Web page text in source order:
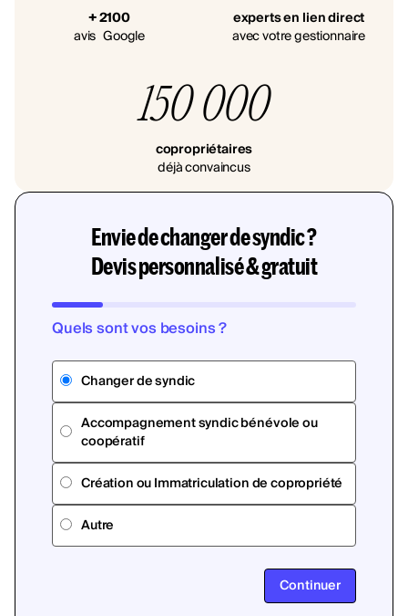
+ 2100
avis Google
experts en lien direct
avec votre gestionnaire
150 000
copropriétaires
déjà convaincus
Envie de changer de syndic ?
Devis personnalisé & gratuit
Quels sont vos besoins ?
Changer de syndic
Accompagnement syndic bénévole ou
coopératif
Création ou Immatriculation de copropriété
Autre
Continuer